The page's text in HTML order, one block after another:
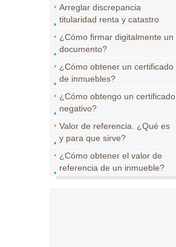
Arreglar discrepancia
titularidad renta y catastro
¿Cómo firmar digitalmente un
documento?
¿Cómo obtener un certificado
de inmuebles?
¿Cómo obtengo un certificado
negativo?
Valor de referencia. ¿Qué es
y para que sirve?
¿Cómo obtener el valor de
referencia de un inmueble?